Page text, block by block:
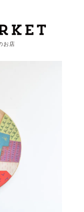
お店